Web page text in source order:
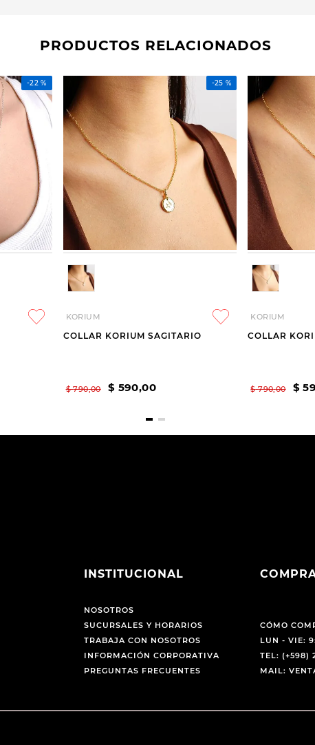
PRODUCTOS RELACIONADOS
-22 % -25 %
KORIUM
COLLAR KORIUM SAGITARIO
$ 790,00 $ 590,00
KORIUM
COLLAR
$ 790,00 $
INSTITUCIONAL
NOSOTROS
SUCURSALES Y HORARIOS
TRABAJA CON NOSOTROS
INFORMACIÓN CORPORATIVA
PREGUNTAS FRECUENTES
CÓMO
LUN - VIE:
TEL: (+598)
MAIL: